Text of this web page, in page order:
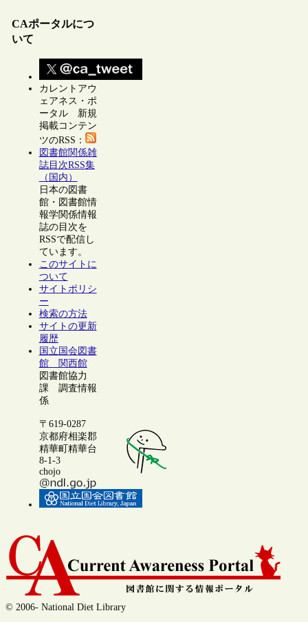
CAポータルにつ
いて
カレントアウ
ェアネス・ポ
ータル 新規
掲載コンテン
ツのRSS：
図書館関係雑
誌目次RSS集
（国内）
日本の図書
館・図書館情
報学関係情報
誌の目次を
RSSで配信し
ています。
このサイトに
ついて
サイトポリシ
ー
検索の方法
サイトの更新
履歴
国立国会図書
館 関西館
図書館協力
課 調査情報
係
〒619-0287
京都府相楽郡
精華町精華台
8-1-3
chojo
© 2006- National Diet Library